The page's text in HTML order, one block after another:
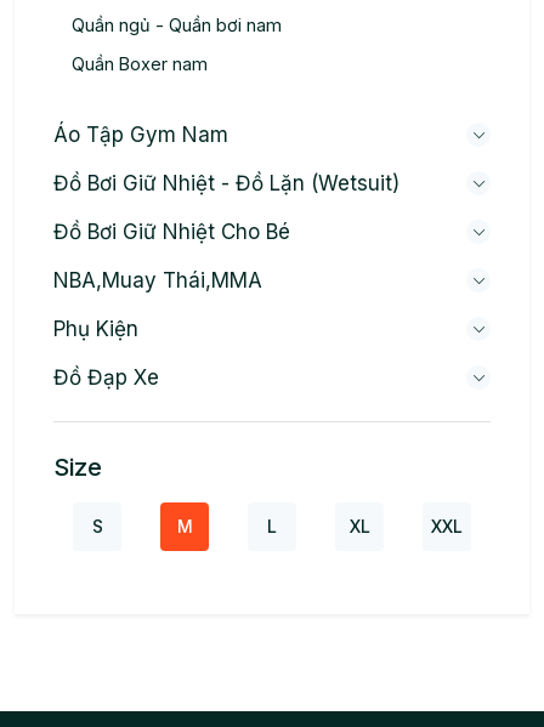
Quần ngủ - Quần bơi nam
Quần Boxer nam
Áo Tập Gym Nam
Đồ Bơi Giữ Nhiệt - Đồ Lặn (wetsuit)
Đồ Bơi Giữ Nhiệt Cho Bé
NBA,Muay Thái,MMA
Phụ Kiện
Đồ Đạp Xe
Size
S M L XL XXL